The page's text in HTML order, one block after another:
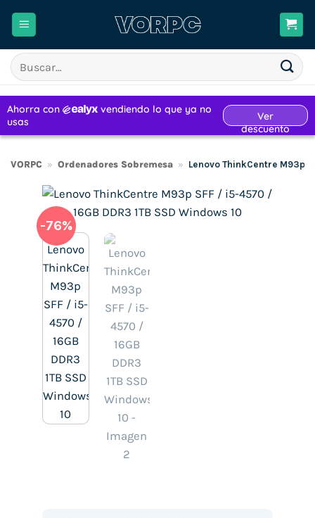
Buscar
por:
VORPC » Ordenadores Sobremesa » Lenovo ThinkCentre M93p
-76%